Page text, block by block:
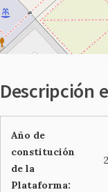
Descripción
Año de
constitución
de la
Plataforma: